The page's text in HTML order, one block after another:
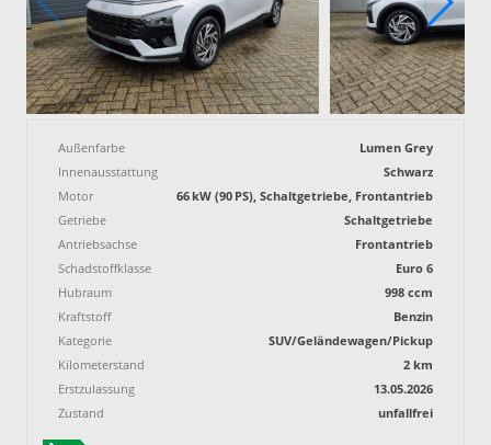
Außenfarbe
Lumen Grey
Innenausstattung
Schwarz
Motor
66 kW (90 PS), Schaltgetriebe, Frontantrieb
Getriebe
Schaltgetriebe
Antriebsachse
Frontantrieb
Schadstoffklasse
Euro 6
Hubraum
998 ccm
Kraftstoff
Benzin
Kategorie
SUV/Geländewagen/Pickup
Kilometerstand
2 km
Erstzulassung
13.05.2026
Zustand
unfallfrei